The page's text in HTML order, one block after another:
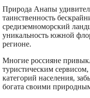
Природа Анапы
таинственность
средиземноморский
уникальность южной
регионе.
Многие россияне
туристическим
категорий населения,
богата своими